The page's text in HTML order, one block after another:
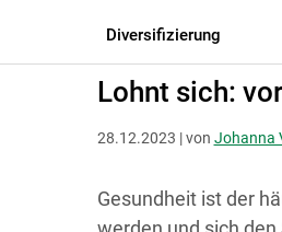
Diversifizierung
LK Steiermark Steiermark
Lohnt sich:
28.12.2023 | von Johanna
Gesundheit ist der